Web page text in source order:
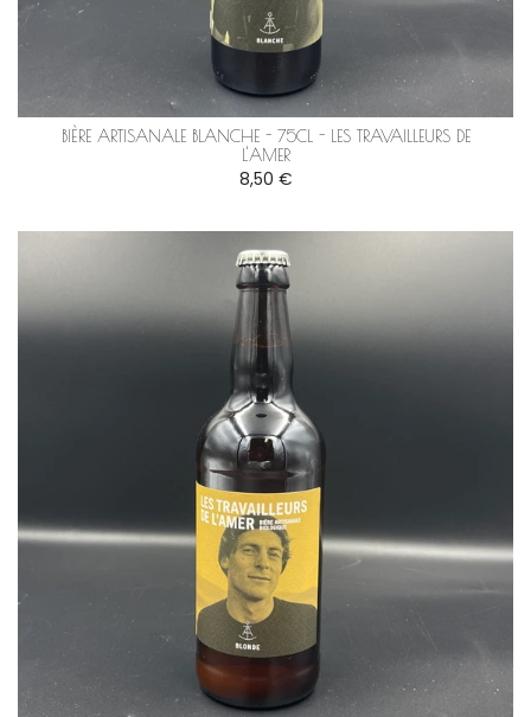
BIÈRE ARTISANALE BLANCHE - 75CL - LES TRAVAILLEURS DE
L'AMER
8,50 €